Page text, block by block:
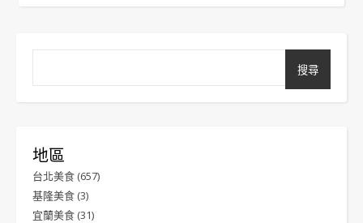
搜尋
地區
台北美食 (657)
基隆美食 (3)
宜蘭美食 (31)